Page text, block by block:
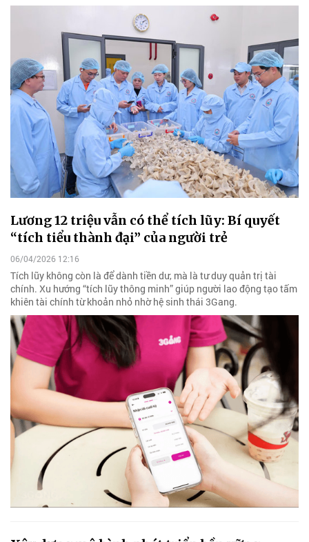
Lương 12 triệu vẫn có thể tích lũy: Bí quyết
“tích tiểu thành đại” của người trẻ
06/04/2026 12:16
Tích lũy không còn là để dành tiền dư, mà là tư duy quản trị tài
chính. Xu hướng “tích lũy thông minh” giúp người lao động tạo tấm
khiên tài chính từ khoản nhỏ nhờ hệ sinh thái 3Gang.